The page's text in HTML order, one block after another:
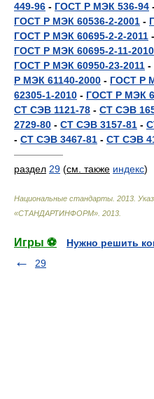
449-96 - ГОСТ Р МЭК 536-94
ГОСТ Р МЭК 60536-2-2001 -
ГОСТ Р МЭК 60695-2-2-2011 -
ГОСТ Р МЭК 60695-2-11-2010
ГОСТ Р МЭК 60950-23-2011 -
Р МЭК 61140-2000 - ГОСТ Р
62305-1-2010 - ГОСТ Р МЭК
СТ СЭВ 1121-78 - СТ СЭВ
2729-80 - СТ СЭВ 3157-81 -
- СТ СЭВ 3467-81 - СТ СЭВ
—————
раздел 29 (см. также индекс)
Национальные стандарты. 2013.
«СТАНДАРТИНФОРМ» 2013
Игры ⚽
Нужно решить
29